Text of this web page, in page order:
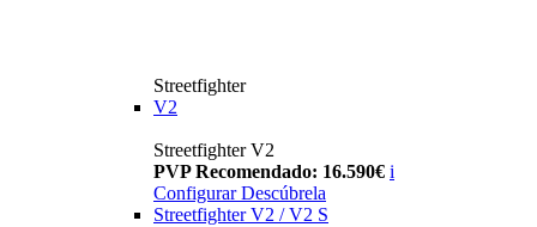
Streetfighter
V2
Streetfighter V2
PVP Recomendado: 16.590€ i
Configurar Descúbrela
Streetfighter V2 / V2 S